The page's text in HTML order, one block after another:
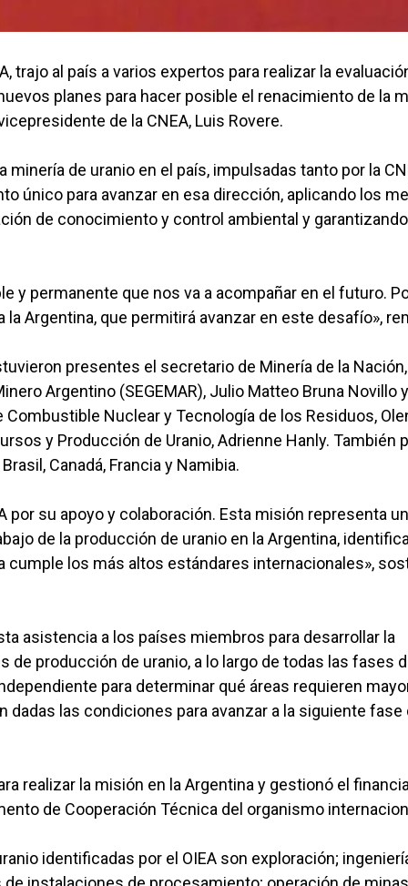
trajo al país a varios expertos para realizar la
planes para hacer posible el renacimiento de la
de la CNEA, Luis Rovere.
de uranio en el país, impulsadas tanto por la
único para avanzar en esa dirección, aplicando los
de conocimiento y control ambiental y
y permanente que nos va a acompañar en el futuro.
la Argentina, que permitirá avanzar en este desafío»,
presentes el secretario de Minería de la
Argentino (SEGEMAR), Julio Matteo Bruna Novillo
Combustible Nuclear y Tecnología de los Residuos,
y Producción de Uranio, Adrienne Hanly. También
Canadá, Francia y Namibia.
por su apoyo y colaboración. Esta misión representa
de la producción de uranio en la Argentina,
los más altos estándares internacionales»,
asistencia a los países miembros para desarrollar la
producción de uranio, a lo largo de todas las fases
para determinar qué áreas requieren
las condiciones para avanzar a la siguiente fase
realizar la misión en la Argentina y gestionó el
de Cooperación Técnica del organismo
identificadas por el OIEA son exploración;